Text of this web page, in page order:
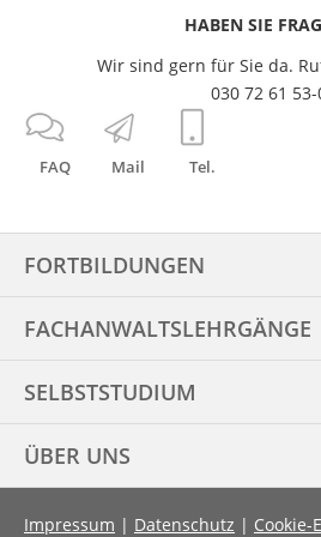
FAQ Mail Tel.
HABEN SIE
Wir sind gern für Sie da.
030 72 61 53-
FORTBILDUNGEN
FACHANWALTS­LEHRGÄNGE
SELBSTSTUDIUM
ÜBER UNS
Impressum | Datenschutz | Cookie-